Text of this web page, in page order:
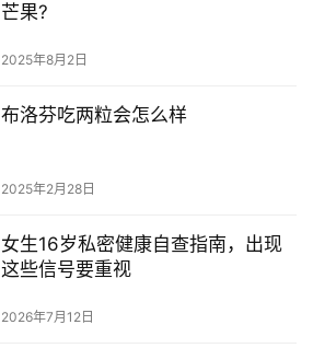
芒果?
2025年8月2日
布洛芬吃两粒会怎么样
2025年2月28日
女生16岁私密健康自查指南，出现
这些信号要重视
2026年7月12日